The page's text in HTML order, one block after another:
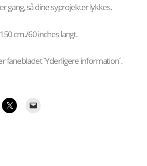
gang, så dine syprojekter lykkes.
cm./60 inches langt.
fanebladet `Yderligere information´.